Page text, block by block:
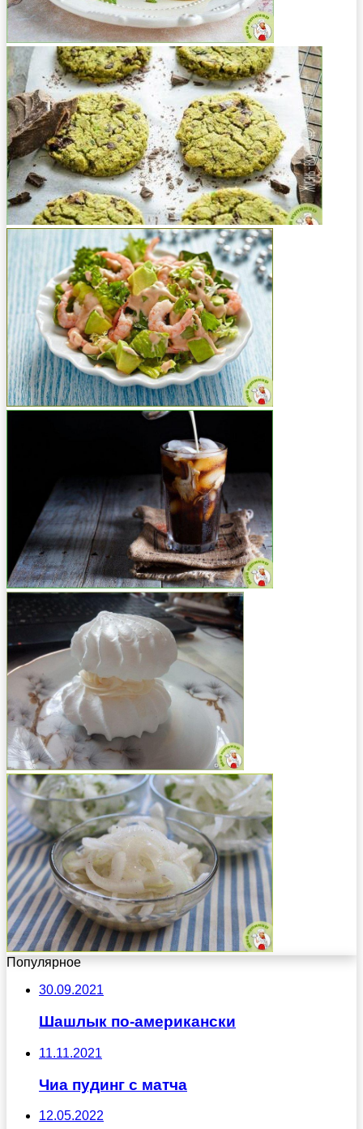
Популярное
30.09.2021
Шашлык по-американски
11.11.2021
Чиа пудинг с матча
12.05.2022